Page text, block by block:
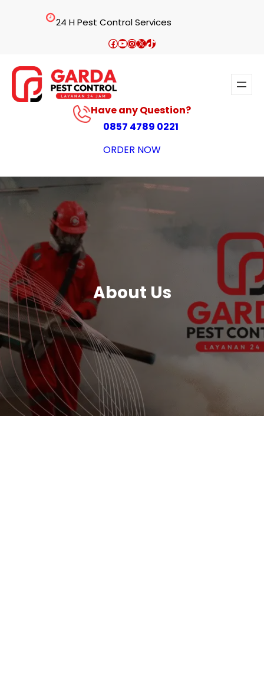
24 H Pest Control Services
Facebook
YouTube
Instagram
X TikTok
Have any Question?
0857 4789 0221
ORDER NOW
About Us